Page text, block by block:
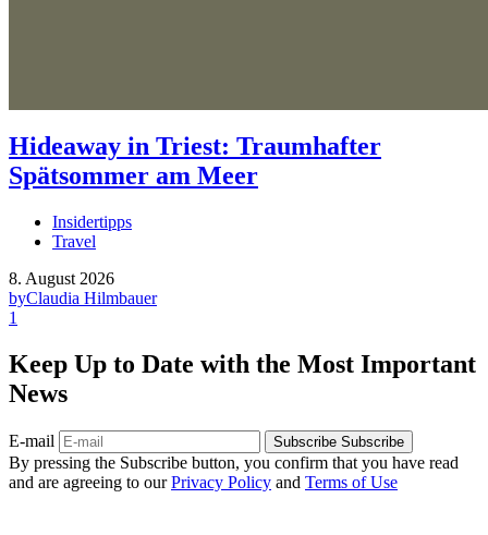
Hideaway in Triest: Traumhafter
Spätsommer am Meer
Insidertipps
Travel
8. August 2026
byClaudia Hilmbauer
1
Keep Up to Date with the Most Important
News
E-mail Subscribe Subscribe
By pressing the Subscribe button, you confirm that you have read
and are agreeing to ourPrivacy Policy and Terms of Use